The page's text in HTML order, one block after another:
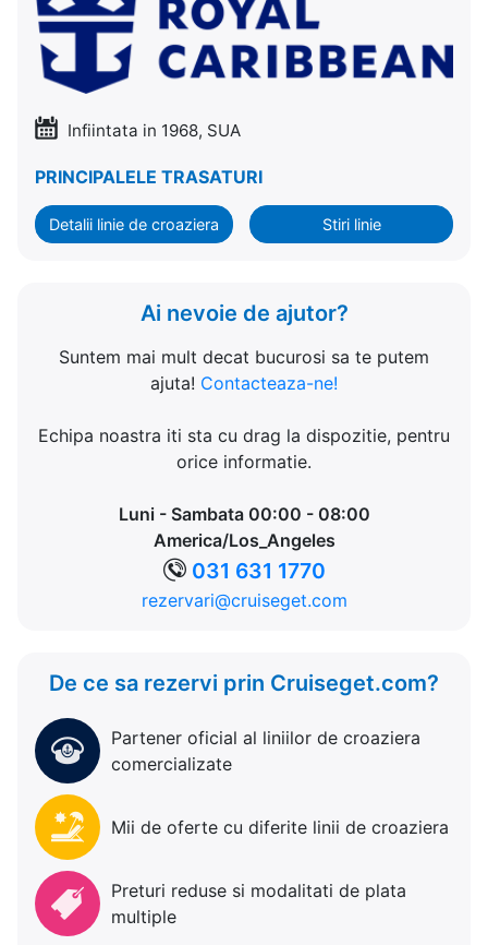
Infiintata in 1968, SUA
PRINCIPALELE TRASATURI
Detalii linie de croaziera Stiri linie
Ai nevoie de ajutor?
Suntem mai mult decat bucurosi sa te putem
ajuta! Contacteaza-ne!
Echipa noastra iti sta cu drag la dispozitie, pentru
orice informatie.
Luni - Sambata 00:00 - 08:00
America/Los_Angeles
031 631 1770
rezervari@cruiseget.com
De ce sa rezervi prin Cruiseget.com?
Partener oficial al liniilor de croaziera
comercializate
Mii de oferte cu diferite linii de croaziera
Preturi reduse si modalitati de plata
multiple